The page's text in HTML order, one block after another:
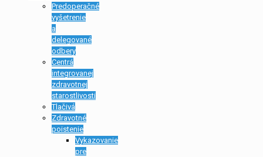
Predoperačné
vyšetrenie
a
delegované
odbery
Centrá
integrovanej
zdravotnej
starostlivosti
Tlačivá
Zdravotné
poistenie
Vykazovanie
pre